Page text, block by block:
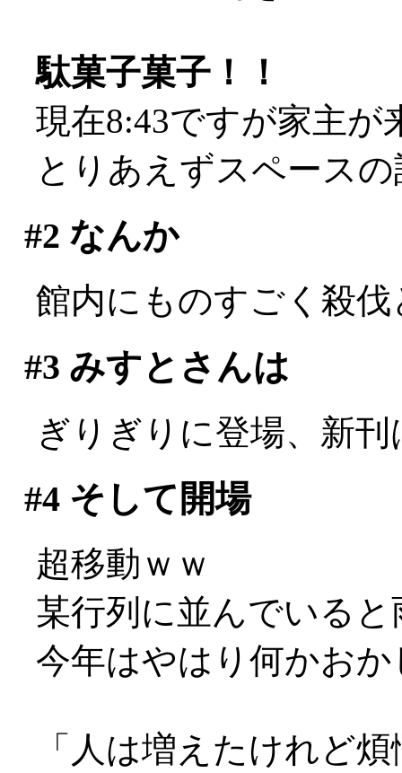
駄菓子菓子！！
現在8:43ですが家主が
とりあえずスペース
#2 なんか
館内にものすごく殺
#3 みすとさんは
ぎりぎりに登場、新
#4そして開場
超移動ｗｗ
某行列に並んでいる
今年はやはり何かお
「人は増えたけれど